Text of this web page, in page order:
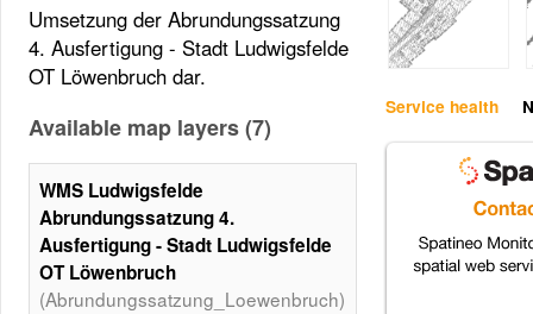
Service health
Umsetzung der Abrundungssatzung
4. Ausfertigung - Stadt Ludwigsfelde
OT Löwenbruch dar.
Available map layers (7)
WMS Ludwigsfelde
Abrundungssatzung 4.
Ausfertigung - Stadt Ludwigsfelde
OT Löwenbruch
(Abrundungssatzung_Loewenbruch)